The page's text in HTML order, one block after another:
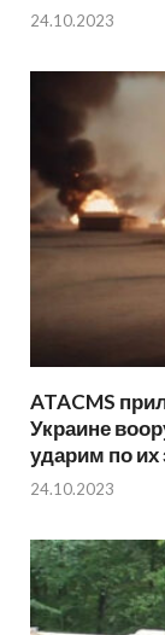
24.10.2023
ATACMS
Украине
ударим по
24.10.2023